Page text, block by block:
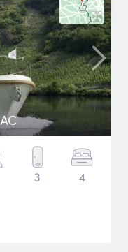
3 4